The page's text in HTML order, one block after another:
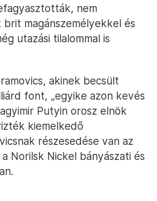
nem
magánszemélyekkel és
utazási tilalommal is
akinek becsült
font, „egyike azon kevés
Putyin orosz elnök
kiemelkedő
részesedése van az
Norilsk Nickel bányászati ​​és